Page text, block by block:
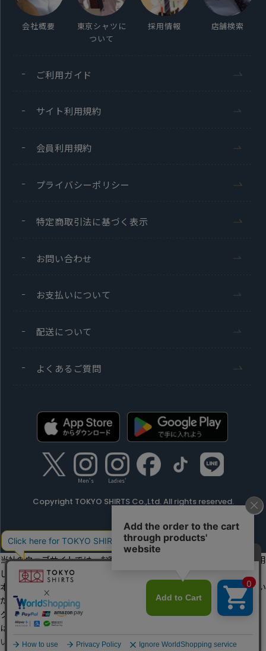
会社概要
東京シャツに
ついて
採用情報 店舗検索
ご利用ガイド
サイト利用規約
会員利用規約
プライバシーポリシー
特定商取引法に基づく表示
お問い合わせ
お支払いについて
配送について
よくあるご質問
Men's Ladies'
Copyright TOKYO SHIRTS Co.,Ltd. All rights reserved.
当社のウェブサイトでは、お客様の利便性向上のためにクッキーを利用
しています。
本ウェブサイトをこのままご利用になる場合、クッキーの使用に同意い
ただいたものとみなします。
クッキーを通じて収集する情報には、「お客様個人を特定できる情報」
は一切含まれておりません。詳細は
い
。